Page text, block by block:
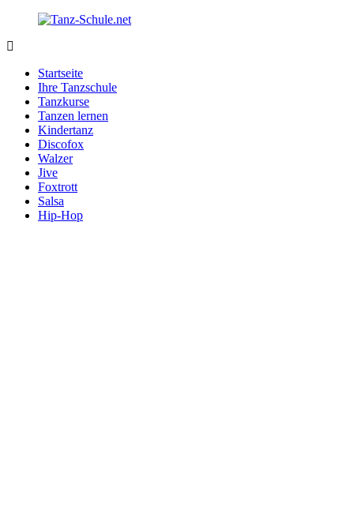
Zurück
Inhalt
Schule.net
Tanzschule
Internet
Startseite
Ihre Tanzschule
Tanzkurse
Tanzen lernen
Kindertanz
Discofox
Walzer
Jive
Foxtrott
Salsa
Hip-Hop